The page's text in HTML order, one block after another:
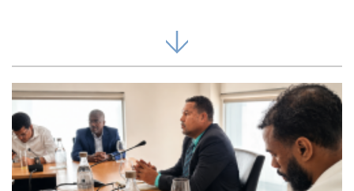
Cabo Verde, que soube articular visão, rigor e inovação.
orgulho que a universidade olha para os 17 anos do curso
de enfermagem da UNI-CV e este curso é mais um passo
na consolidação do processo formativo de excelência que
se está a implementar na instituição.
Esta formação contou com a parceria do Escritório